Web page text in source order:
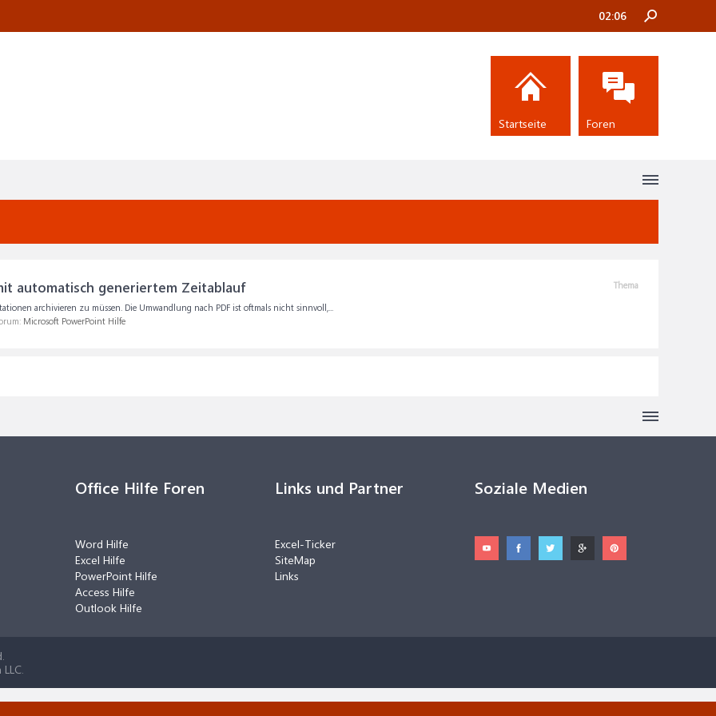
Thema
automatisch generiertem Zeitablauf
archivieren zu müssen. Die Umwandlung nach PDF ist oftmals nicht sinnvoll,...
Microsoft PowerPoint Hilfe
02:06
Startseite Foren
Office Hilfe Foren
Word Hilfe
Excel Hilfe
PowerPoint Hilfe
Access Hilfe
Outlook Hilfe
Links und Partner
Excel-Ticker
SiteMap
Links
Soziale Medien